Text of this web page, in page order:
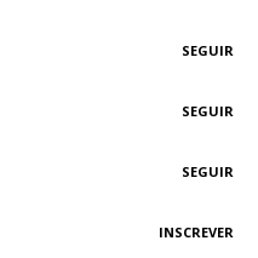
SEGUIR
SEGUIR
SEGUIR
INSCREVER